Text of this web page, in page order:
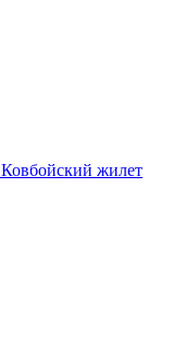
Ковбойский жилет